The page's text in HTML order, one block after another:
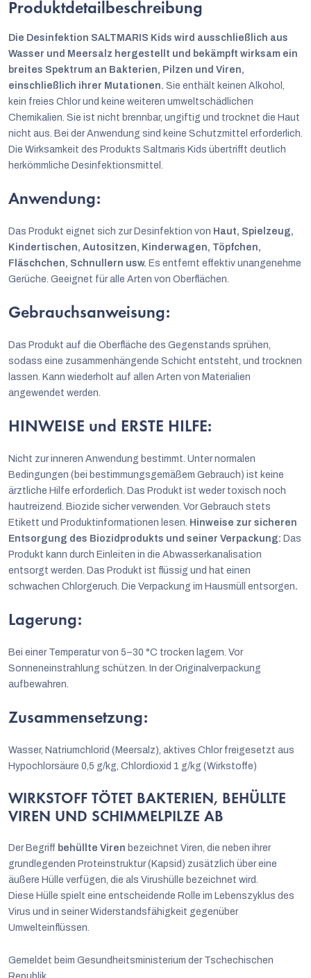
Produktdetailbeschreibung
Die Desinfektion SALTMARIS Kids wird ausschließlich aus
Wasser und Meersalz hergestellt und bekämpft wirksam ein
breites Spektrum an Bakterien, Pilzen und Viren,
einschließlich ihrer Mutationen. Sie enthält keinen Alkohol,
kein freies Chlor und keine weiteren umweltschädlichen
Chemikalien. Sie ist nicht brennbar, ungiftig und trocknet die Haut
nicht aus. Bei der Anwendung sind keine Schutzmittel erforderlich.
Die Wirksamkeit des Produkts Saltmaris Kids übertrifft deutlich
herkömmliche Desinfektionsmittel.
Anwendung:
Das Produkt eignet sich zur Desinfektion von Haut, Spielzeug,
Kindertischen, Autositzen, Kinderwagen, Töpfchen,
Fläschchen, Schnullern usw. Es entfernt effektiv unangenehme
Gerüche. Geeignet für alle Arten von Oberflächen.
Gebrauchsanweisung:
Das Produkt auf die Oberfläche des Gegenstands sprühen,
sodass eine zusammenhängende Schicht entsteht, und trocknen
lassen. Kann wiederholt auf allen Arten von Materialien
angewendet werden.
HINWEISE und ERSTE HILFE:
Nicht zur inneren Anwendung bestimmt. Unter normalen
Bedingungen (bei bestimmungsgemäßem Gebrauch) ist keine
ärztliche Hilfe erforderlich. Das Produkt ist weder toxisch noch
hautreizend. Biozide sicher verwenden. Vor Gebrauch stets
Etikett und Produktinformationen lesen. Hinweise zur sicheren
Entsorgung des Biozidprodukts und seiner Verpackung: Das
Produkt kann durch Einleiten in die Abwasserkanalisation
entsorgt werden. Das Produkt ist flüssig und hat einen
schwachen Chlorgeruch. Die Verpackung im Hausmüll entsorgen.
Lagerung:
Bei einer Temperatur von 5–30 °C trocken lagern. Vor
Sonneneinstrahlung schützen. In der Originalverpackung
aufbewahren.
Zusammensetzung:
Wasser, Natriumchlorid (Meersalz), aktives Chlor freigesetzt aus
Hypochlorsäure 0,5 g/kg, Chlordioxid 1 g/kg (Wirkstoffe)
WIRKSTOFF TÖTET BAKTERIEN, BEHÜLLTE
VIREN UND SCHIMMELPILZE AB
Der Begriff behüllte Viren bezeichnet Viren, die neben ihrer
grundlegenden Proteinstruktur (Kapsid) zusätzlich über eine
äußere Hülle verfügen, die als Virushülle bezeichnet wird.
Diese Hülle spielt eine entscheidende Rolle im Lebenszyklus des
Virus und in seiner Widerstandsfähigkeit gegenüber
Umwelteinflüssen.
Gemeldet beim Gesundheitsministerium der Tschechischen